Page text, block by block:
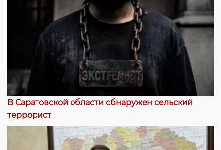
В Саратовской области обнаружен сельский
террорист